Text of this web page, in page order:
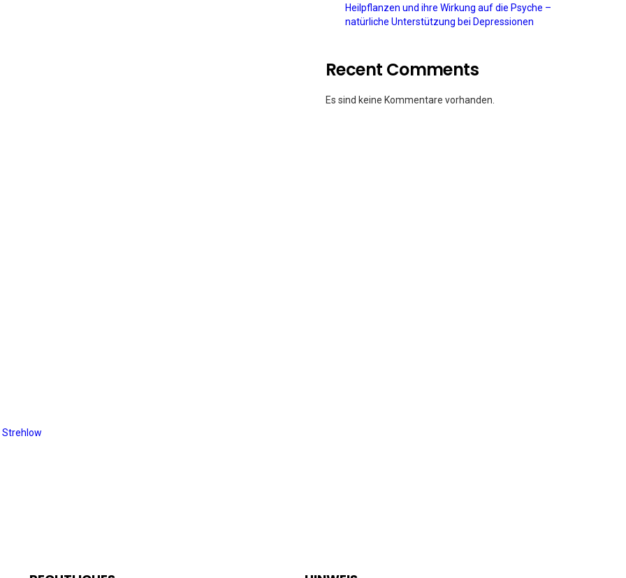
Strehlow
Heilpflanzen und ihre Wirkung auf die Psyche –
natürliche Unterstützung bei Depressionen
Recent Comments
Es sind keine Kommentare vorhanden.